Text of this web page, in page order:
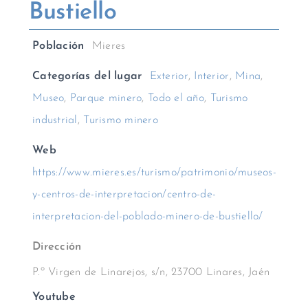
Bustiello
Población Mieres
Categorías del lugar Exterior, Interior, Mina,
Museo, Parque minero, Todo el año,
Turismo
industrial , Turismo minero
Web
https://www.mieres.es/turismo/patrimonio/museos-
y-centros-de-interpretacion/centro-de-
interpretacion-del-poblado-minero-de-bustiello/
Dirección
P.º Virgen de Linarejos, s/n, 23700 Linares, Jaén
Youtube